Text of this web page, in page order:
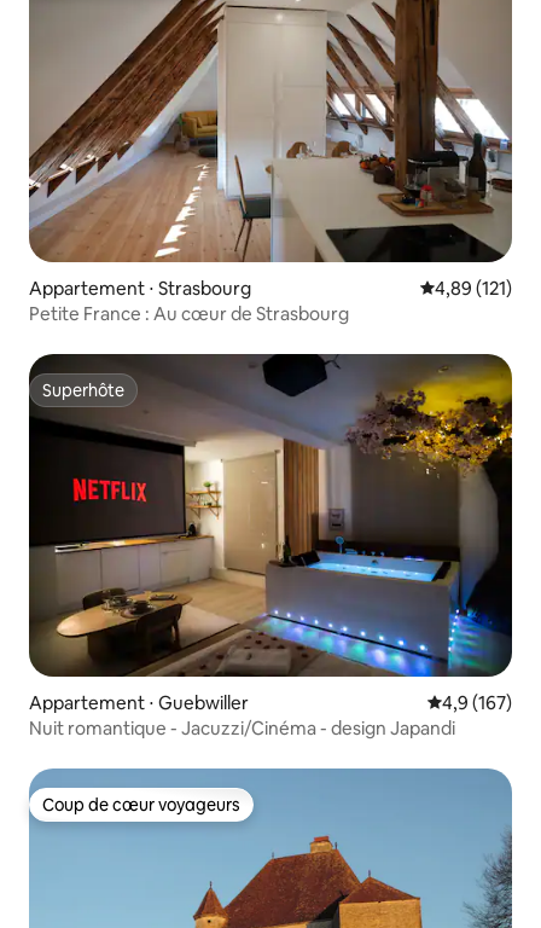
Appartement ⋅ Strasbourg Évaluation
4,89 (121)
Petite France : Au cœur de Strasbourg
Superhôte
Superhôte
Appartement ⋅ Guebwiller Évaluation
4,9 (167)
Nuit romantique - Jacuzzi/Cinéma - design Japandi
Coup de cœur voyageurs
Coup de cœur voyageurs